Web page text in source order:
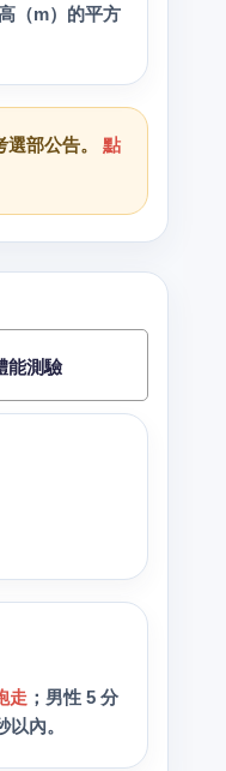
（m）的平方
部公告。 點
能測驗
走；男性 5 分
內。